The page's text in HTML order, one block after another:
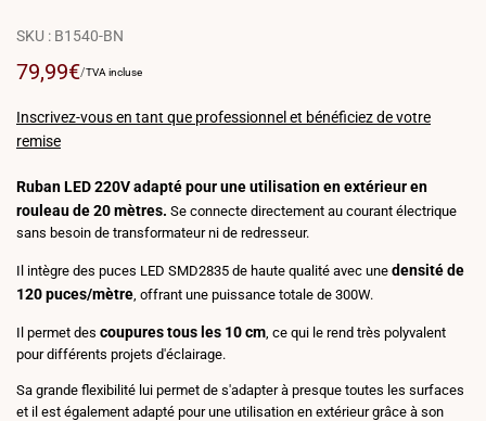
SKU : B1540-BN
Prix
vente
79,99€PRIX
/PAR
TVA incluse
Inscrivez-vous en tant que professionnel et bénéficiez de votre
remise
Ruban LED 220V adapté pour une utilisation en extérieur en
rouleau de 20 mètres. Se connecte directement au courant électrique
sans besoin de transformateur ni de redresseur.
Il intègre des puces LED SMD2835 de haute qualité avec une densité de
120 puces/mètre , offrant une puissance totale de 300W.
Il permet des coupures tous les 10 cm , ce qui le rend très polyvalent
pour différents projets d'éclairage.
Sa grande flexibilité lui permet de s'adapter à presque toutes les surfaces
et il est également adapté pour une utilisation en extérieur grâce à son